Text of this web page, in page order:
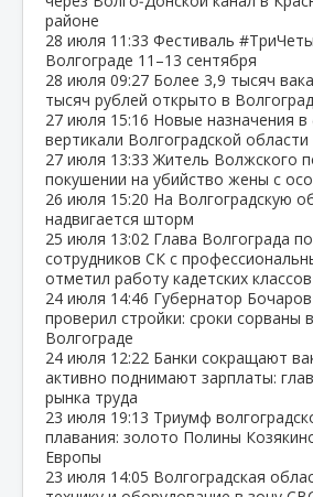
районе
28 июля 11:33 Фестиваль
Волгограде 11–13 сентября
28 июля 09:27 Более 3,9 тысяч
тысяч рублей открыто в
27 июля 15:16 Новые назначения
вертикали Волгоградской области
27 июля 13:33 Житель Волжского
покушении на убийство жены с
26 июля 15:20 На Волгоградскую
надвигается шторм
25 июля 13:02 Глава Волгограда
сотрудников СК с
отметил работу кадетских классов
24 июля 14:46 Губернатор
проверил стройки: сроки сорваны
Волгограде
24 июля 12:22 Банки сокращают
активно поднимают зарплаты:
рынка труда
23 июля 19:13 Триумф
плавания: золото Полины
Европы
23 июля 14:05 Волгоградская